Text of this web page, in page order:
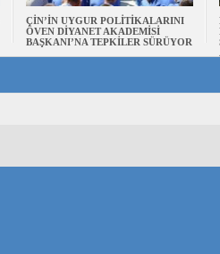
ÇİN’İN UYGUR POLİTİKALARINI
ÖVEN DİYANET AKADEMİSİ
BAŞKANI’NA TEPKİLER SÜRÜYOR